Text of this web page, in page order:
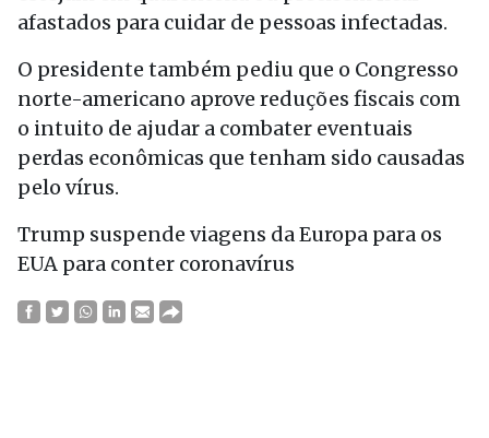
afastados para cuidar de pessoas infectadas.
O presidente também pediu que o Congresso
norte-americano aprove reduções fiscais com
o intuito de ajudar a combater eventuais
perdas econômicas que tenham sido causadas
pelo vírus.
Trump suspende viagens da Europa para os
EUA para conter coronavírus